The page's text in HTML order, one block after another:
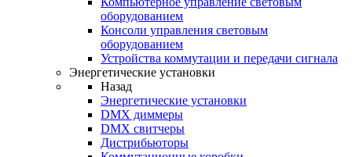
оборудованием
Консоли управления световым
оборудованием
Устройства коммутации и передачи сигнала
Энергетические установки
Назад
Энергетические установки
DMX диммеры
DMX свитчеры
Дистрибьюторы